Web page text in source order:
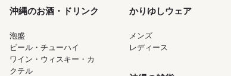
沖縄のお酒・ドリンク
泡盛
ビール・チューハイ
ワイン・ウィスキー・カ
クテル
かりゆしウェア
メンズ
レディース